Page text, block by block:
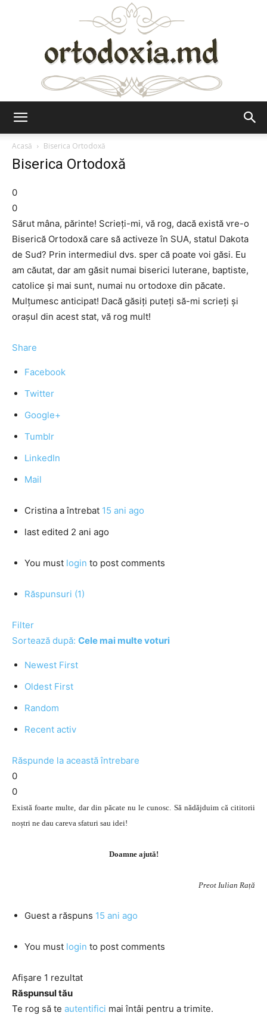
Acasă
Biserica Ortodoxă
Biserica Ortodoxă
0
0
Sărut mâna, părinte! Scrieţi-mi, vă rog, dacă există vre-o
Biserică Ortodoxă care să activeze în SUA, statul Dakota
de Sud? Prin intermediul dvs. sper că poate voi găsi. Eu
am căutat, dar am găsit numai biserici luterane, baptiste,
catolice şi mai sunt, numai nu ortodoxe din păcate.
Mulţumesc anticipat! Dacă găsiţi puteţi să-mi scrieţi şi
oraşul din acest stat, vă rog mult!
Share
Facebook
Twitter
Google+
Tumblr
LinkedIn
Mail
Cristina a întrebat 15 ani ago
last edited 2 ani ago
You must login to post comments
Răspunsuri (1)
Filter
Sortează după: Cele mai multe voturi
Newest First
Oldest First
Random
Recent activ
Răspunde la această întrebare
0
0
Există foarte multe, dar din păcate nu le cunosc. Să nădăjduim că cititorii
noștri ne dau careva sfaturi sau idei!
Doamne ajută!
Preot Iulian Rață
Guest a răspuns 15 ani ago
You must login to post comments
Afișare 1 rezultat
Răspunsul tău
Te rog să te autentifici mai întâi pentru a trimite.